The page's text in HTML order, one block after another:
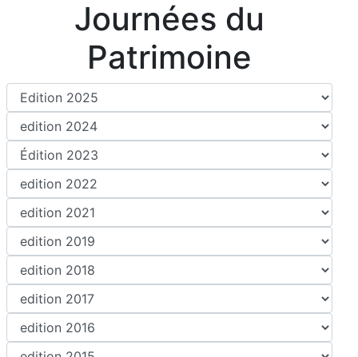
Journées du
Patrimoine